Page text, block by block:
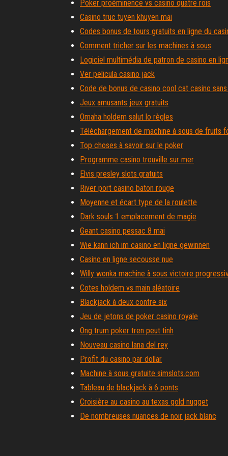
Poker proéminence vs casino quatre rois
Casino truc tuyen khuyen mai
Codes bonus de tours gratuits en ligne du
Comment tricher sur les machines à sous
Logiciel multimédia de patron de casino en
Ver pelicula casino jack
Code de bonus de casino cool cat casino
Jeux amusants jeux gratuits
Omaha holdem salut lo règles
Téléchargement de machine à sous de fruits
Top choses à savoir sur le poker
Programme casino trouville sur mer
Elvis presley slots gratuits
River port casino baton rouge
Moyenne et écart type de la roulette
Dark souls 1 emplacement de magie
Geant casino pessac 8 mai
Wie kann ich im casino en ligne gewinnen
Casino en ligne secousse nue
Willy wonka machine à sous victoire
Cotes holdem vs main aléatoire
Blackjack à deux contre six
Jeu de jetons de poker casino royale
Ong trum poker tren peut tinh
Nouveau casino lana del rey
Profit du casino par dollar
Machine à sous gratuite simslots.com
Tableau de blackjack à 6 ponts
Croisière au casino au texas gold nugget
De nombreuses nuances de noir jack blanc